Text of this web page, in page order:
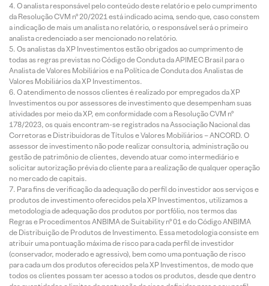
O analista responsável pelo conteúdo deste relatório e pelo cumprimento
da Resolução CVM nº 20/2021 está indicado acima, sendo que, caso constem
a indicação de mais um analista no relatório, o responsável será o primeiro
analista credenciado a ser mencionado no relatório.
Os analistas da XP Investimentos estão obrigados ao cumprimento de
todas as regras previstas no Código de Conduta da APIMEC Brasil para o
Analista de Valores Mobiliários e na Política de Conduta dos Analistas de
Valores Mobiliários da XP Investimentos.
O atendimento de nossos clientes é realizado por empregados da XP
Investimentos ou por assessores de investimento que desempenham suas
atividades por meio da XP, em conformidade com a Resolução CVM nº
178/2023, os quais encontram-se registrados na Associação Nacional das
Corretoras e Distribuidoras de Títulos e Valores Mobiliários – ANCORD. O
assessor de investimento não pode realizar consultoria, administração ou
gestão de patrimônio de clientes, devendo atuar como intermediário e
solicitar autorização prévia do cliente para a realização de qualquer operação
no mercado de capitais.
Para fins de verificação da adequação do perfil do investidor aos serviços e
produtos de investimento oferecidos pela XP Investimentos, utilizamos a
metodologia de adequação dos produtos por portfólio, nos termos das
Regras e Procedimentos ANBIMA de Suitability nº 01 e do Código ANBIMA
de Distribuição de Produtos de Investimento. Essa metodologia consiste em
atribuir uma pontuação máxima de risco para cada perfil de investidor
(conservador, moderado e agressivo), bem como uma pontuação de risco
para cada um dos produtos oferecidos pela XP Investimentos, de modo que
todos os clientes possam ter acesso a todos os produtos, desde que dentro